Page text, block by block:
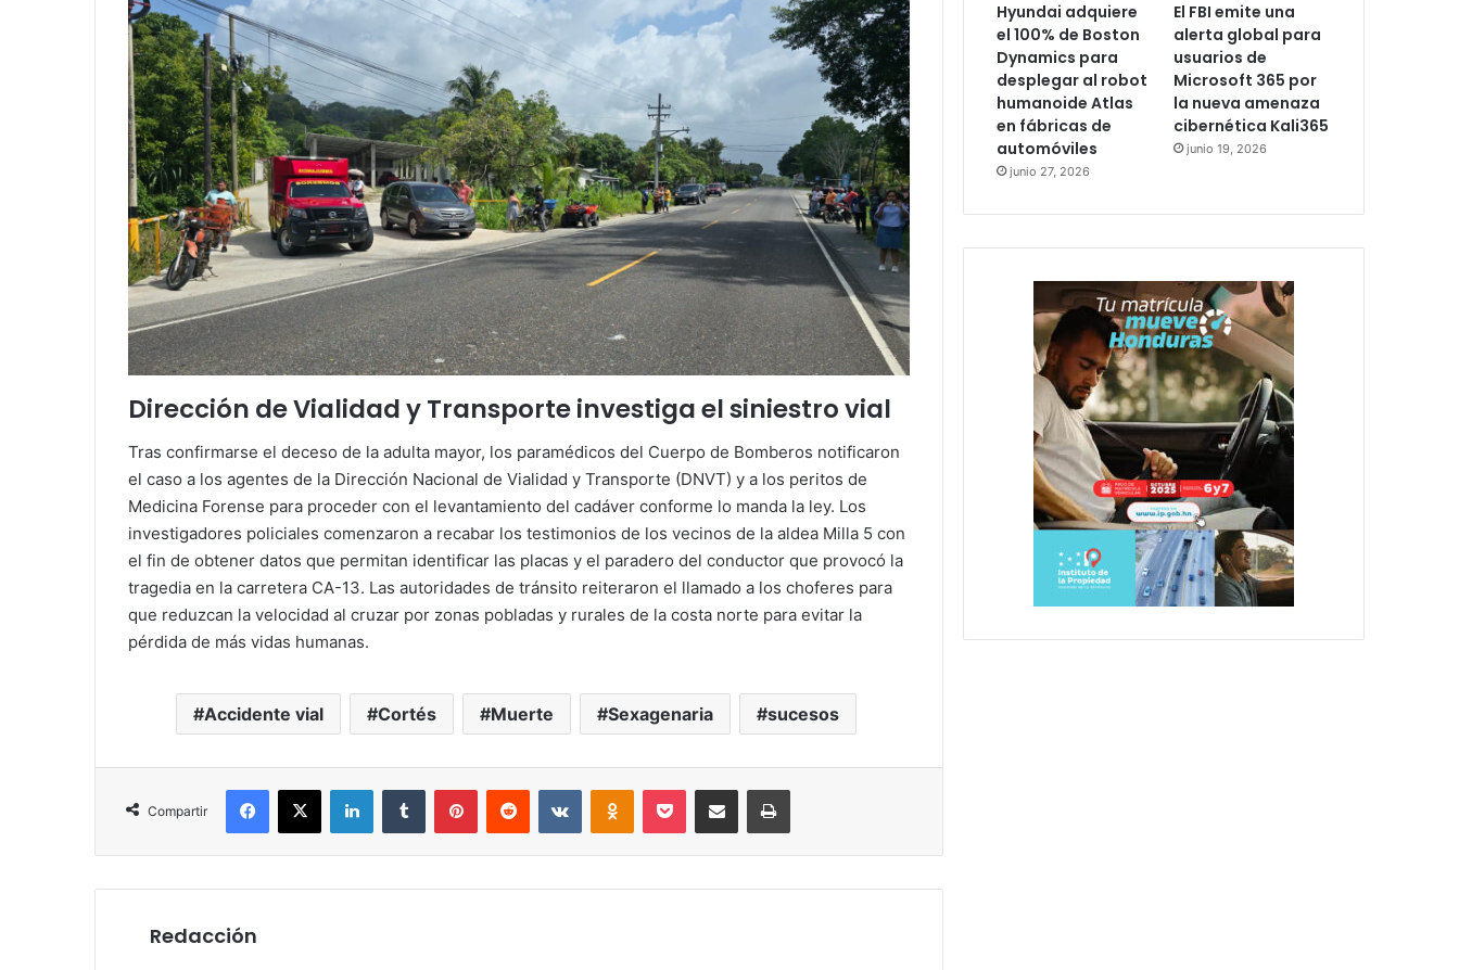
Dirección de Vialidad y Transporte investiga el siniestro vial
Tras confirmarse el deceso de la adulta mayor, los paramédicos del Cuerpo de Bomberos notificaron
el caso a los agentes de la Dirección Nacional de Vialidad y Transporte (DNVT) y a los peritos de
Medicina Forense para proceder con el levantamiento del cadáver conforme lo manda la ley. Los
investigadores policiales comenzaron a recabar los testimonios de los vecinos de la aldea Milla 5 con
el fin de obtener datos que permitan identificar las placas y el paradero del conductor que provocó la
tragedia en la carretera CA-13. Las autoridades de tránsito reiteraron el llamado a los choferes para
que reduzcan la velocidad al cruzar por zonas pobladas y rurales de la costa norte para evitar la
pérdida de más vidas humanas.
Accidente vial Cortés Muerte Sexagenaria sucesos
Compartir
Facebook
X LinkedInTumblr PinterestReddit VKontakteOdnoklassniki
Pocket compartit via email Print
Redacción
Hyundai adquiere
el 100% de Boston
Dynamics para
desplegar al robot
humanoide Atlas
en fábricas de
automóviles
junio 27, 2026
El FBI emite una
alerta global para
usuarios de
Microsoft 365 por
la nueva amenaza
cibernética Kali365
junio 19, 2026